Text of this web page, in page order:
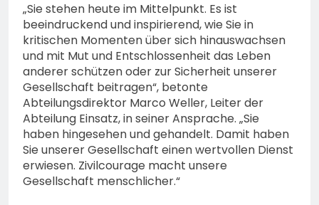
„Sie stehen heute im Mittelpunkt. Es ist
beeindruckend und inspirierend, wie Sie in
kritischen Momenten über sich hinauswachsen
und mit Mut und Entschlossenheit das Leben
anderer schützen oder zur Sicherheit unserer
Gesellschaft beitragen“, betonte
Abteilungsdirektor Marco Weller, Leiter der
Abteilung Einsatz, in seiner Ansprache. „Sie
haben hingesehen und gehandelt. Damit haben
Sie unserer Gesellschaft einen wertvollen Dienst
erwiesen. Zivilcourage macht unsere
Gesellschaft menschlicher.“